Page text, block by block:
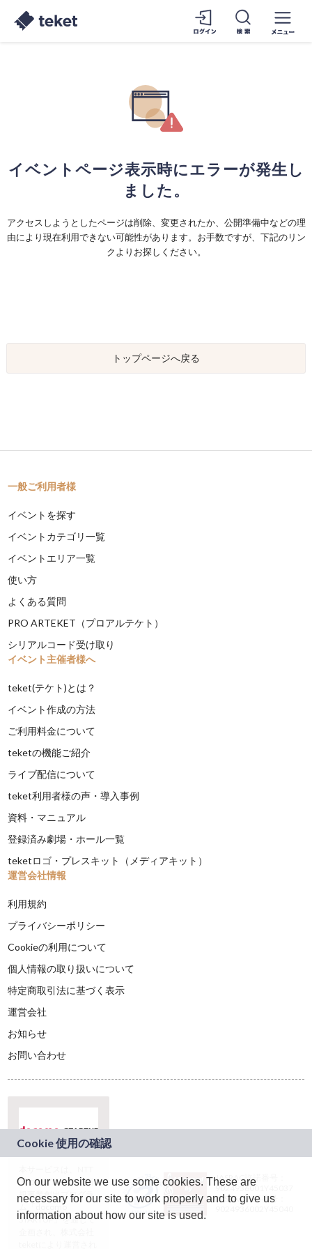
イベントページ表示時にエラーが発生し
ました。
アクセスしようとしたページは削除、変更されたか、公開準備中などの理
由により現在利用できない可能性があります。お手数ですが、下記のリン
クよりお探しください。
トップページへ戻る
一般ご利用者様
イベントを探す
イベントカテゴリ一覧
イベントエリア一覧
使い方
よくある質問
PRO ARTEKET（プロアルテケト）
シリアルコード受け取り
イベント主催者様へ
teket(テケト)とは？
イベント作成の方法
ご利用料金について
teketの機能ご紹介
ライブ配信について
teket利用者様の声・導入事例
資料・マニュアル
登録済み劇場・ホール一覧
teketロゴ・プレスキット（メディアキット）
運営会社情報
利用規約
プライバシーポリシー
Cookieの利用について
個人情報の取り扱いについて
特定商取引法に基づく表示
運営会社
お知らせ
お問い合わせ
ドコモグループの新
規事業創出プログラ
ム「docomo
STARTUP」を通じて
JASRAC許諾番号：
9024936001Y45037
JASRAC許諾番号：
On our website we use some cookies. These are
necessary for our site to work properly and to give us
information about how our site is used.